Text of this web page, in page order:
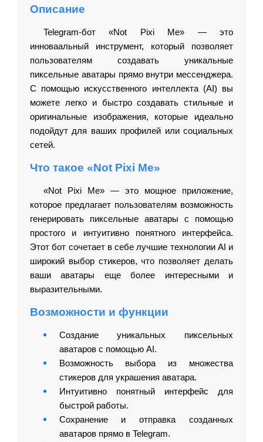
Описание
Telegram-бот «Not Pixi Me» — это
инноваальный инструмент, который позволяет
пользователям создавать уникальные
пиксельные аватары прямо внутри мессенджера.
С помощью искусственного интеллекта (AI) вы
можете легко и быстро создавать стильные и
оригинальные изображения, которые идеально
подойдут для ваших профилей или социальных
сетей.
Что такое «Not Pixi Me»
«Not Pixi Me» — это мощное приложение,
которое предлагает пользователям возможность
генерировать пиксельные аватары с помощью
простого и интуитивно понятного интерфейса.
Этот бот сочетает в себе лучшие технологии AI и
широкий выбор стикеров, что позволяет делать
ваши аватары еще более интересными и
выразительными.
Возможности и функции
Создание уникальных пиксельных
аватаров с помощью AI.
Возможность выбора из множества
стикеров для украшения аватара.
Интуитивно понятный интерфейс для
быстрой работы.
Сохранение и отправка созданных
аватаров прямо в Telegram.